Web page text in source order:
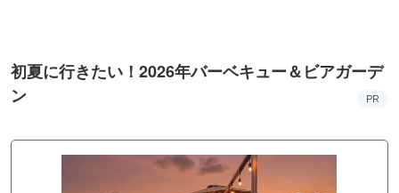
初夏に行きたい！2026年バーベキュー＆ビアガーデ
ン
PR